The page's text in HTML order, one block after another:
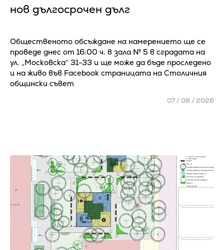
нов дългосрочен дълг
Общественото обсъждане на намерението ще се
проведе днес от 16:00 ч. в зала № 5 в сградата на
ул. „Московска“ 31-33 и ще може да бъде проследено
и на живо във Facebook страницата на Столичния
общински съвет
07 / 08 / 2026